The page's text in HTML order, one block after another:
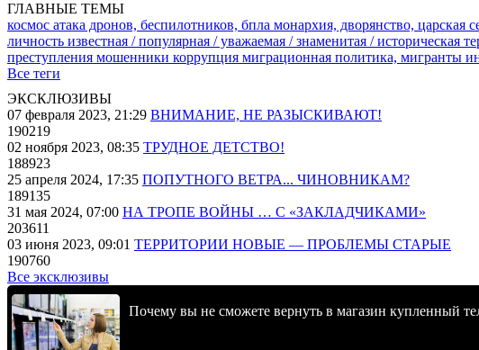
ГЛАВНЫЕ ТЕМЫ
космос атака дронов, беспилотников, бпла монархия, дворянство, царская
личность известная / популярная / уважаемая / знаменитая / историческая
преступления мошенники коррупция миграционная политика, мигранты
Все теги
ЭКСКЛЮЗИВЫ
07 февраля 2023, 21:29 ВНИМАНИЕ, НЕ РАЗЫСКИВАЮТ!
190219
02 ноября 2023, 08:35 ТРУДНОЕ ДЕТСТВО!
188923
25 апреля 2024, 17:35 ПОПУТНОГО ВЕТРА... ЧИНОВНИКАМ?
189135
31 мая 2024, 07:00 НА ТРОПЕ ВОЙНЫ … С «ЗАКЛАДЧИКАМИ»
203611
03 июня 2023, 09:01 ТЕРРИТОРИИ НОВЫЕ — ПРОБЛЕМЫ СТАРЫЕ
190760
Все эксклюзивы
Почему вы не сможете вернуть в магазин купленный